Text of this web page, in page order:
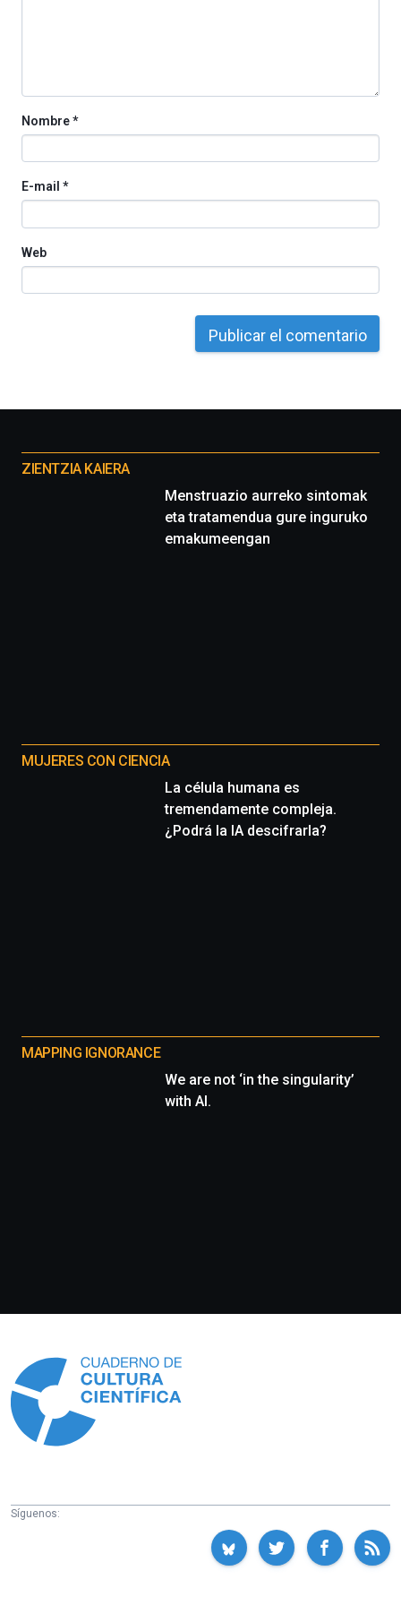
Nombre*
E-mail *
Web
proyectos
ZIENTZIA KAIERA
Menstruazio aurreko sintomak
eta tratamendua gure inguruko
emakumeengan
MUJERES CON CIENCIA
La célula humana es
tremendamente compleja.
¿Podrá la IA descifrarla?
MAPPING IGNORANCE
We are not ‘in the singularity’
with AI.
Síguenos: